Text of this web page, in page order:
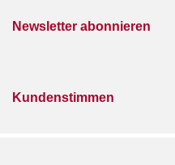
Newsletter abonnieren
Kundenstimmen